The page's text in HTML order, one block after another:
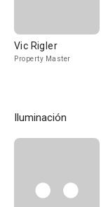
Vic Rigler
Property Master
Iluminación